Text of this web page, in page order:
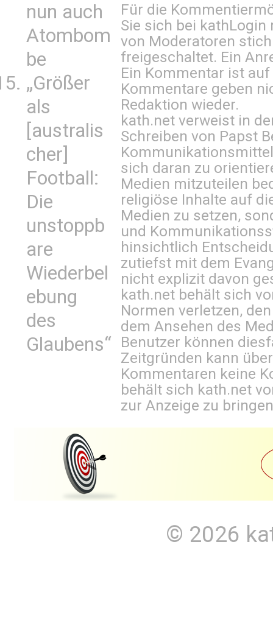
nun auch
Atombom
be
„Größer
als
[australis
cher]
Football:
Die
unstoppb
are
Wiederbel
ebung
des
Glaubens“
Für die
Sie sich bei kathLogin
von Moderatoren
freigeschaltet. Ein
Ein Kommentar ist
Kommentare geben
Redaktion wieder.
kath.net verweist in
Schreiben von Papst
sich daran zu
Medien mitzuteilen
religiöse Inhalte auf
Medien zu setzen,
und
hinsichtlich
zutiefst mit dem
nicht explizit davon
kath.net behält sich
Normen verletzen,
dem Ansehen des
Benutzer können
Zeitgründen kann
Kommentaren keine
behält sich kath.net
zur Anzeige zu
© 2026